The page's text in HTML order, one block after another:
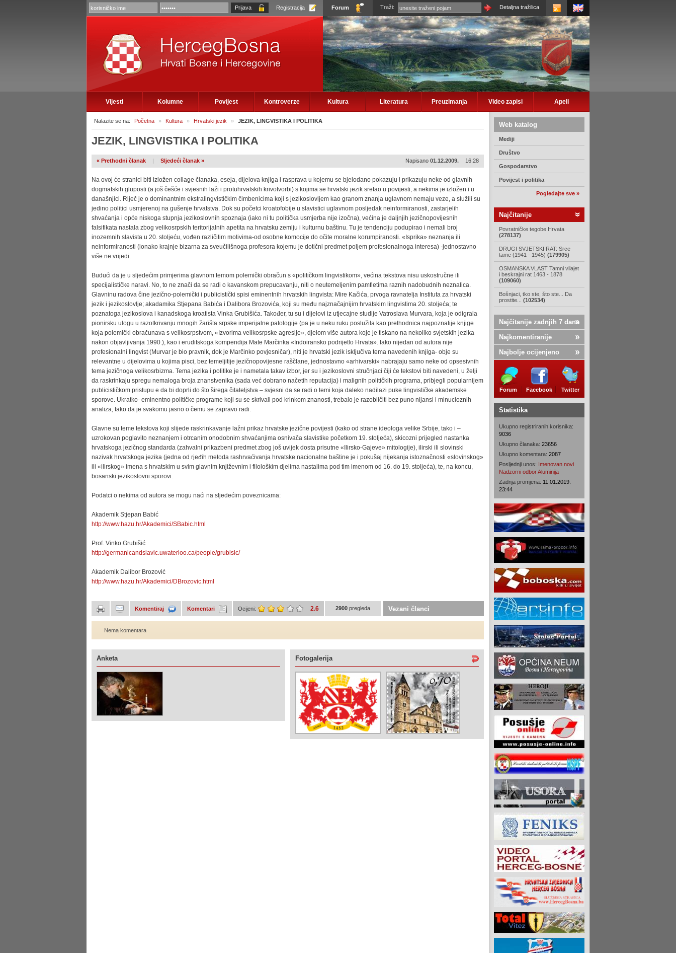
Registracija Forum Traži: Detaljna tražilica
Vijesti Kolumne Povijest Kontroverze Kultura Literatura Preuzimanja Video zapisi Apeli
Web katalog
Mediji
Društvo
Gospodarstvo
Povijest i politika
Pogledajte sve »
Najčitanije
Povratničke tegobe Hrvata
(278137)
DRUGI SVJETSKI RAT: Srce
tame (1941 - 1945) (179905)
OSMANSKA VLAST Tamni vilajet
i beskrajni rat 1463 - 1878
(109060)
Bošnjaci, tko ste, što ste... Da
prostite... (102534)
Najčitanije zadnjih 7 dana
Najkomentiranije
Najbolje ocijenjeno
Forum Facebook Twitter
Statistika
Ukupno registriranih korisnika:
9036
Ukupno članaka: 23656
Ukupno komentara: 2087
Posljednji unos: Imenovan novi
Nadzorni odbor Aluminija
Zadnja promjena: 11.01.2019.
23:44
Nalazite se na: Početna » Kultura » Hrvatski jezik » JEZIK, LINGVISTIKA I POLITIKA
JEZIK, LINGVISTIKA I POLITIKA
« Prethodni članak | Sljedeći članak » Napisano 01.12.2009. 16:28
Na ovoj će stranici biti izložen collage članaka, eseja, dijelova knjiga i rasprava u kojemu se bjelodano pokazuju i prikazuju neke od glavnih
dogmatskih gluposti (a još češće i svjesnih laži i protuhrvatskih krivotvorbi) s kojima se hrvatski jezik sretao u povijesti, a nekima je izložen i u
današnjici. Riječ je o dominantnim ekstralingvističkim čimbenicima koji s jezikoslovljem kao granom znanja uglavnom nemaju veze, a služili su
jedino politici usmjerenoj na gušenje hrvatstva. Dok su početci kroatofobije u slavistici uglavnom posljedak neinformiranosti, zastarjelih
shvaćanja i opće niskoga stupnja jezikoslovnih spoznaja (iako ni tu politička usmjerba nije izočna), većina je daljnjih jezičnopovijesnih
falsifikata nastala zbog velikosrpskih teritorijalnih apetita na hrvatsku zemlju i kulturnu baštinu. Tu je tendenciju podupirao i nemali broj
inozemnih slavista u 20. stoljeću, vođen različitim motivima-od osobne komocije do očite moralne korumpiranosti. «Isprika» neznanja ili
neinformiranosti (ionako krajnje bizarna za sveučilišnoga profesora kojemu je dotični predmet poljem profesionalnoga interesa) -jednostavno
više ne vrijedi.
Budući da je u sljedećim primjerima glavnom temom polemički obračun s «političkom lingvistikom», većina tekstova nisu uskostručne ili
specijalističke naravi. No, to ne znači da se radi o kavanskom prepucavanju, niti o neutemeljenim pamfletima raznih nadobudnih neznalica.
Glavninu radova čine jezično-polemički i publicistički spisi eminentnih hrvatskih lingvista: Mire Kačića, prvoga ravnatelja Instituta za hrvatski
jezik i jezikoslovlje; akadamika Stjepana Babića i Dalibora Brozovića, koji su među najznačajnijim hrvatskim lingvistima 20. stoljeća; te
poznatoga jezikoslova i kanadskoga kroatista Vinka Grubišića. Također, tu su i dijelovi iz utjecajne studije Vatroslava Murvara, koja je odigrala
pionirsku ulogu u razotkrivanju mnogih žarišta srpske imperijalne patologije (pa je u neku ruku poslužila kao prethodnica najpoznatije knjige
koja polemički obračunava s velikosrpstvom, «Izvorima velikosrpske agresije», djelom više autora koje je tiskano na nekoliko svjetskih jezika
nakon objavljivanja 1990.), kao i eruditskoga kompendija Mate Marčinka «Indoiransko podrijetlo Hrvata». Iako nijedan od autora nije
profesionalni lingvist (Murvar je bio pravnik, dok je Marčinko povjesničar), niti je hrvatski jezik isključiva tema navedenih knjiga- obje su
relevantne u dijelovima u kojima pisci, bez temeljitije jezičnopovijesne raščlane, jednostavno «arhivarski» nabrajaju samo neke od opsesivnih
tema jezičnoga velikosrbizma. Tema jezika i politike je i nametala takav izbor, jer su i jezikoslovni stručnjaci čiji će tekstovi biti navedeni, u želji
da raskrinkaju spregu nemaloga broja znanstvenika (sada već dobrano načetih reputacija) i malignih političkih programa, pribjegli popularnijem
publicističkom pristupu e da bi doprli do što širega čitateljstva – svjesni da se radi o temi koja daleko nadilazi puke lingvističke akademske
sporove. Ukratko- eminentno političke programe koji su se skrivali pod krinkom znanosti, trebalo je razobličiti bez puno nijansi i minucioznih
analiza, tako da je svakomu jasno o čemu se zapravo radi.
Glavne su teme tekstova koji slijede raskrinkavanje lažni prikaz hrvatske jezične povijesti (kako od strane ideologa velike Srbije, tako i –
uzrokovan poglavito neznanjem i otrcanim onodobnim shvaćanjima osnivača slavistike početkom 19. stoljeća), skicozni prijegled nastanka
hrvatskoga jezičnog standarda (zahvalni prikazbeni predmet zbog još uvijek dosta prisutne «Ilirsko-Gajeve» mitologije), ilirski ili slovinski
nazivak hrvatskoga jezika (jedna od rjeđih metoda rashrvaćivanja hrvatske nacionalne baštine je i pokušaj nijekanja istoznačnosti «slovinskog»
ili «ilirskog» imena s hrvatskim u svim glavnim književnim i filološkim djelima nastalima pod tim imenom od 16. do 19. stoljeća), te, na koncu,
bosanski jezikoslovni sporovi.
Podatci o nekima od autora se mogu naći na sljedećim poveznicama:
Akademik Stjepan Babić
http://www.hazu.hr/Akademici/SBabic.html
Prof. Vinko Grubišić
http://germanicandslavic.uwaterloo.ca/people/grubisic/
Akademik Dalibor Brozović
http://www.hazu.hr/Akademici/DBrozovic.html
Komentiraj Komentari Ocijeni: 2.6 2900 pregleda Vezani članci
Nema komentara
Anketa Fotogalerija